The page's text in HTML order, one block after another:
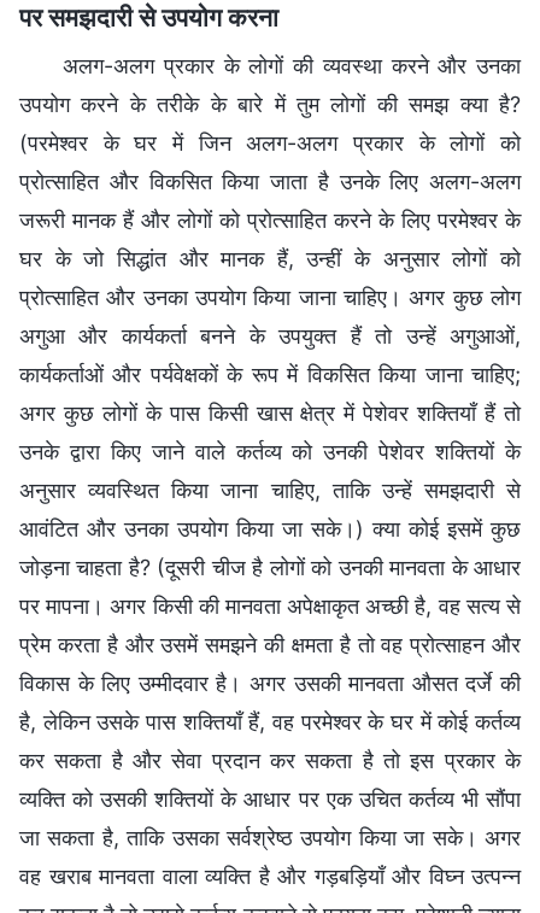
पर समझदारी से उपयोग करना
अलग-अलग प्रकार के लोगों की व्यवस्था करने और उनका
उपयोग करने के तरीके के बारे में तुम लोगों की समझ क्या है?
(परमेश्वर के घर में जिन अलग-अलग प्रकार के लोगों को
प्रोत्साहित और विकसित किया जाता है उनके लिए अलग-अलग
जरूरी मानक हैं और लोगों को प्रोत्साहित करने के लिए परमेश्वर के
घर के जो सिद्धांत और मानक हैं, उन्हीं के अनुसार लोगों को
प्रोत्साहित और उनका उपयोग किया जाना चाहिए। अगर कुछ लोग
अगुआ और कार्यकर्ता बनने के उपयुक्त हैं तो उन्हें अगुआओं,
कार्यकर्ताओं और पर्यवेक्षकों के रूप में विकसित किया जाना चाहिए;
अगर कुछ लोगों के पास किसी खास क्षेत्र में पेशेवर शक्तियाँ हैं तो
उनके द्वारा किए जाने वाले कर्तव्य को उनकी पेशेवर शक्तियों के
अनुसार व्यवस्थित किया जाना चाहिए, ताकि उन्हें समझदारी से
आवंटित और उनका उपयोग किया जा सके।) क्या कोई इसमें कुछ
जोड़ना चाहता है? (दूसरी चीज है लोगों को उनकी मानवता के आधार
पर मापना। अगर किसी की मानवता अपेक्षाकृत अच्छी है, वह सत्य से
प्रेम करता है और उसमें समझने की क्षमता है तो वह प्रोत्साहन और
विकास के लिए उम्मीदवार है। अगर उसकी मानवता औसत दर्जे की
है, लेकिन उसके पास शक्तियाँ हैं, वह परमेश्वर के घर में कोई कर्तव्य
कर सकता है और सेवा प्रदान कर सकता है तो इस प्रकार के
व्यक्ति को उसकी शक्तियों के आधार पर एक उचित कर्तव्य भी सौंपा
जा सकता है, ताकि उसका सर्वश्रेष्ठ उपयोग किया जा सके। अगर
वह खराब मानवता वाला व्यक्ति है और गड़बड़ियाँ और विघ्न उत्पन्न